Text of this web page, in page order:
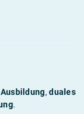
Ausbildung,duales
.